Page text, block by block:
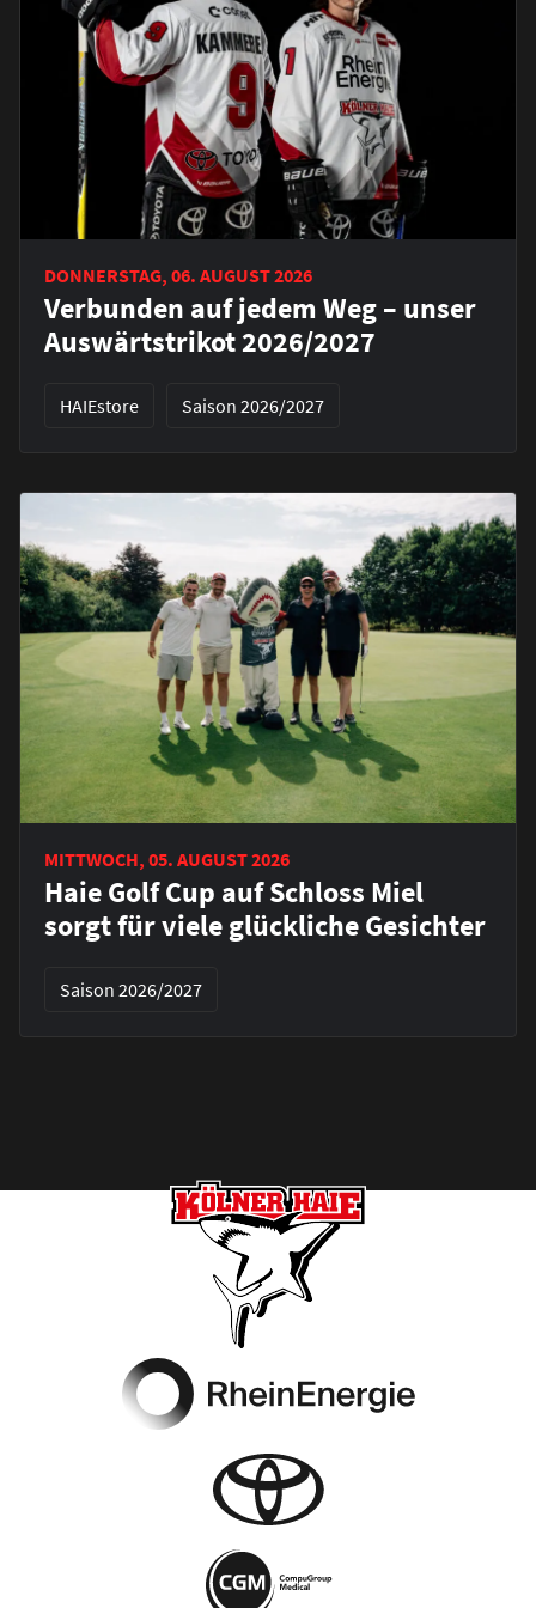
DONNERSTAG, 06. AUGUST 2026
Verbunden auf jedem Weg – unser
Auswärtstrikot 2026/2027
HAIEstore Saison 2026/2027
MITTWOCH, 05. AUGUST 2026
Haie Golf Cup auf Schloss Miel
sorgt für viele glückliche Gesichter
Saison 2026/2027